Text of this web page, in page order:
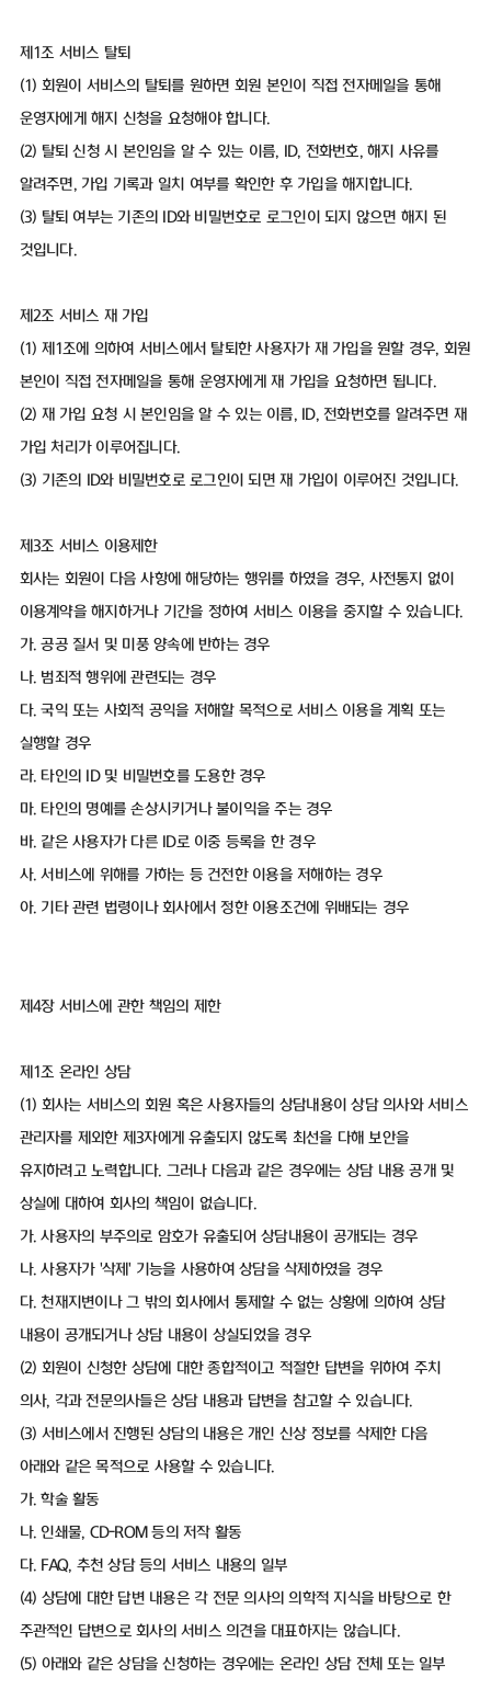
제1조 서비스 탈퇴
(1) 회원이 서비스의 탈퇴를 원하면 회원 본인이 직접 전자메일을 통해
운영자에게 해지 신청을 요청해야 합니다.
(2) 탈퇴 신청 시 본인임을 알 수 있는 이름, ID, 전화번호, 해지 사유를
알려주면, 가입 기록과 일치 여부를 확인한 후 가입을 해지합니다.
(3) 탈퇴 여부는 기존의 ID와 비밀번호로 로그인이 되지 않으면 해지 된
것입니다.
제2조 서비스 재 가입
(1) 제1조에 의하여 서비스에서 탈퇴한 사용자가 재 가입을 원할 경우, 회원
본인이 직접 전자메일을 통해 운영자에게 재 가입을 요청하면 됩니다.
(2) 재 가입 요청 시 본인임을 알 수 있는 이름, ID, 전화번호를 알려주면 재
가입 처리가 이루어집니다.
(3) 기존의 ID와 비밀번호로 로그인이 되면 재 가입이 이루어진 것입니다.
제3조 서비스 이용제한
회사는 회원이 다음 사항에 해당하는 행위를 하였을 경우, 사전통지 없이
이용계약을 해지하거나 기간을 정하여 서비스 이용을 중지할 수 있습니다.
가. 공공 질서 및 미풍 양속에 반하는 경우
나. 범죄적 행위에 관련되는 경우
다. 국익 또는 사회적 공익을 저해할 목적으로 서비스 이용을 계획 또는
실행할 경우
라. 타인의 ID 및 비밀번호를 도용한 경우
마. 타인의 명예를 손상시키거나 불이익을 주는 경우
바. 같은 사용자가 다른 ID로 이중 등록을 한 경우
사. 서비스에 위해를 가하는 등 건전한 이용을 저해하는 경우
아. 기타 관련 법령이나 회사에서 정한 이용조건에 위배되는 경우
제4장 서비스에 관한 책임의 제한
제1조 온라인 상담
(1) 회사는 서비스의 회원 혹은 사용자들의 상담내용이 상담 의사와 서비스
관리자를 제외한 제3자에게 유출되지 않도록 최선을 다해 보안을
유지하려고 노력합니다. 그러나 다음과 같은 경우에는 상담 내용 공개 및
상실에 대하여 회사의 책임이 없습니다.
가. 사용자의 부주의로 암호가 유출되어 상담내용이 공개되는 경우
나. 사용자가 '삭제' 기능을 사용하여 상담을 삭제하였을 경우
다. 천재지변이나 그 밖의 회사에서 통제할 수 없는 상황에 의하여 상담
내용이 공개되거나 상담 내용이 상실되었을 경우
(2) 회원이 신청한 상담에 대한 종합적이고 적절한 답변을 위하여 주치
의사, 각과 전문의사들은 상담 내용과 답변을 참고할 수 있습니다.
(3) 서비스에서 진행된 상담의 내용은 개인 신상 정보를 삭제한 다음
아래와 같은 목적으로 사용할 수 있습니다.
가. 학술 활동
나. 인쇄물, CD-ROM 등의 저작 활동
다. FAQ, 추천 상담 등의 서비스 내용의 일부
(4) 상담에 대한 답변 내용은 각 전문 의사의 의학적 지식을 바탕으로 한
주관적인 답변으로 회사의 서비스 의견을 대표하지는 않습니다.
(5) 아래와 같은 상담을 신청하는 경우에는 온라인 상담 전체 또는 일부